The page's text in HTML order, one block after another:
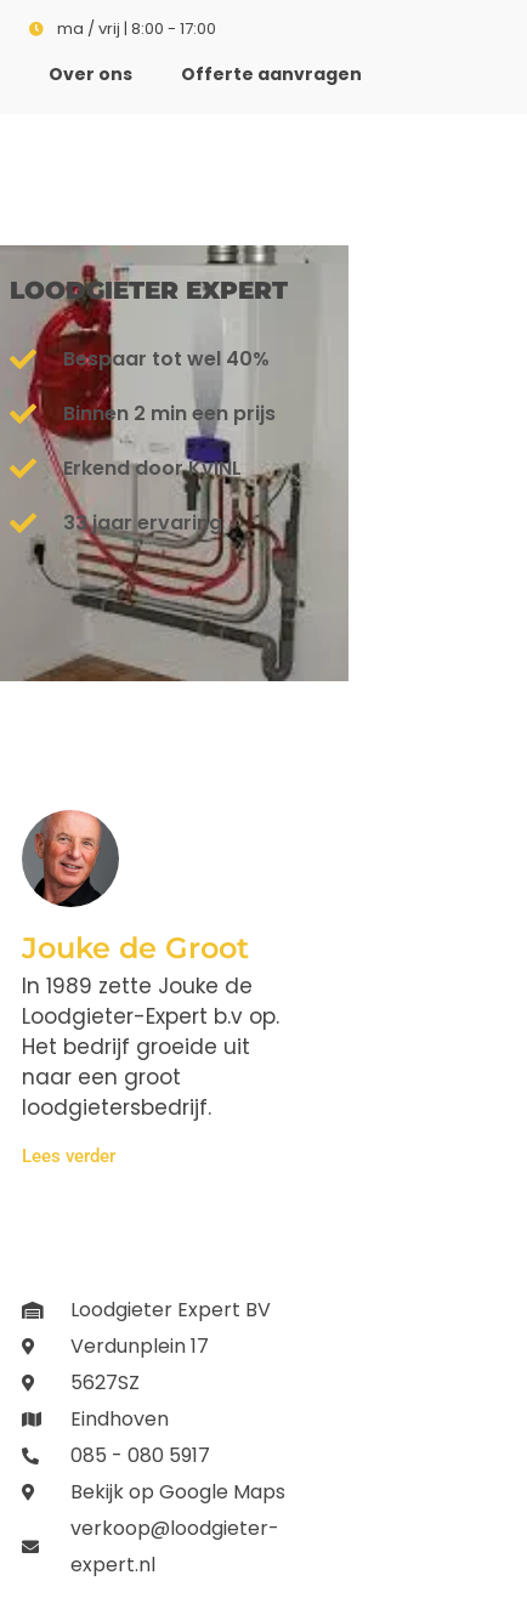
ma / vrij | 8:00 - 17:00
Over ons Offerte aanvragen
LOODGIETER EXPERT
Bespaar tot wel 40%
Binnen 2 min een prijs
Erkend door KvINL
33 jaar ervaring
Jouke de Groot
In 1989 zette Jouke de
Loodgieter-Expert b.v op.
Het bedrijf groeide uit
naar een groot
loodgietersbedrijf.
Lees verder
Loodgieter Expert BV
Verdunplein 17
5627SZ
Eindhoven
085 - 080 5917
Bekijk op Google Maps
verkoop@loodgieter-
expert.nl